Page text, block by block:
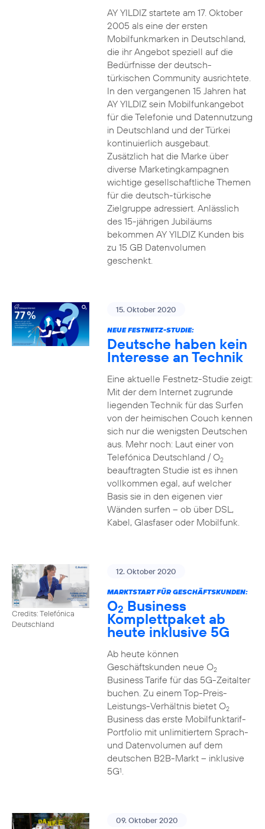
AY YILDIZ startete am 17. Oktober
2005 als eine der ersten
Mobilfunkmarken in Deutschland,
die ihr Angebot speziell auf die
Bedürfnisse der deutsch-
türkischen Community ausrichtete.
In den vergangenen 15 Jahren hat
AY YILDIZ sein Mobilfunkangebot
für die Telefonie und Datennutzung
in Deutschland und der Türkei
kontinuierlich ausgebaut.
Zusätzlich hat die Marke über
diverse Marketingkampagnen
wichtige gesellschaftliche Themen
für die deutsch-türkische
Zielgruppe adressiert. Anlässlich
des 15-jährigen Jubiläums
bekommen AY YILDIZ Kunden bis
zu 15 GB Datenvolumen
geschenkt.
15. Oktober 2020
NEUE FESTNETZ-STUDIE:
Deutsche haben kein
Interesse an Technik
Eine aktuelle Festnetz-Studie zeigt:
Mit der dem Internet zugrunde
liegenden Technik für das Surfen
von der heimischen Couch kennen
sich nur die wenigsten Deutschen
aus. Mehr noch: Laut einer von
Telefónica Deutschland / O2
beauftragten Studie ist es ihnen
vollkommen egal, auf welcher
Basis sie in den eigenen vier
Wänden surfen – ob über DSL,
Kabel, Glasfaser oder Mobilfunk.
Credits: Telefónica
Deutschland
12. Oktober 2020
MARKTSTART FÜR GESCHÄFTSKUNDEN:
O2 Business
Komplettpaket ab
heute inklusive 5G
Ab heute können
Geschäftskunden neue O2
Business Tarife für das 5G-Zeitalter
buchen. Zu einem Top-Preis-
Leistungs-Verhältnis bietet O2
Business das erste Mobilfunktarif-
Portfolio mit unlimitiertem Sprach-
und Datenvolumen auf dem
deutschen B2B-Markt – inklusive
5G1.
09. Oktober 2020